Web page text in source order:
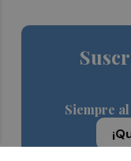
Siempre